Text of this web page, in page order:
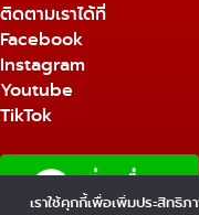
ติดตามเราได้ที่
Facebook
Instagram
Youtube
TikTok
เราใช้คุกกี้เพื่อเพิ่มประสิทธิ